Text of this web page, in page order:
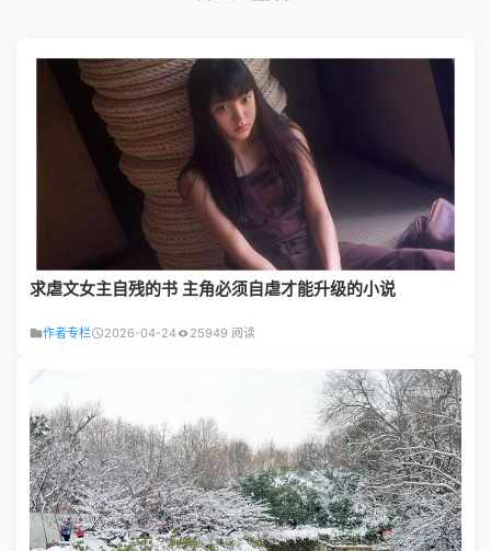
求虐文女主自残的书 主角必须自虐才能升级的小说
作者专栏 2026-04-24 25949 阅读